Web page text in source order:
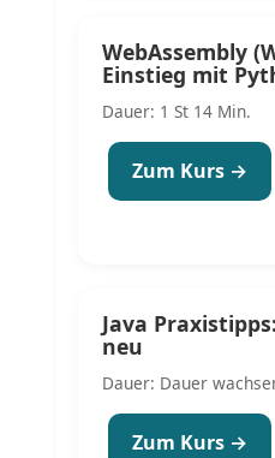
WebAssembly
Einstieg mit
Dauer: 1 St 14 Min.
Zum Kurs →
Java
neu
Dauer: Dauer
Zum Kurs →